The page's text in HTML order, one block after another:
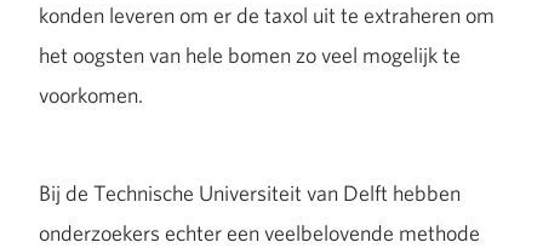
konden leveren om er de taxol uit te extraheren om
het oogsten van hele bomen zo veel mogelijk te
voorkomen.
Bij de Technische Universiteit van Delft hebben
onderzoekers echter een veelbelovende methode